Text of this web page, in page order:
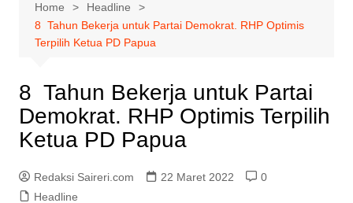
Home
Headline
8 Tahun Bekerja untuk Partai Demokrat. RHP Optimis
Terpilih Ketua PD Papua
8 Tahun Bekerja untuk Partai
Demokrat. RHP Optimis Terpilih
Ketua PD Papua
Redaksi Saireri.com 22 Maret 2022
0
Headline